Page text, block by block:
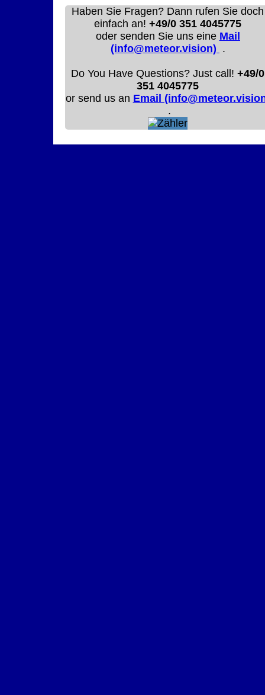
Haben Sie Fragen? Dann rufen Sie doch
einfach an!+49/0 351 4045775
oder senden Sie uns eine Mail
(info@meteor.vision) .
Do You Have Questions? Just call!+49/0
351 4045775
or send us an Email
.